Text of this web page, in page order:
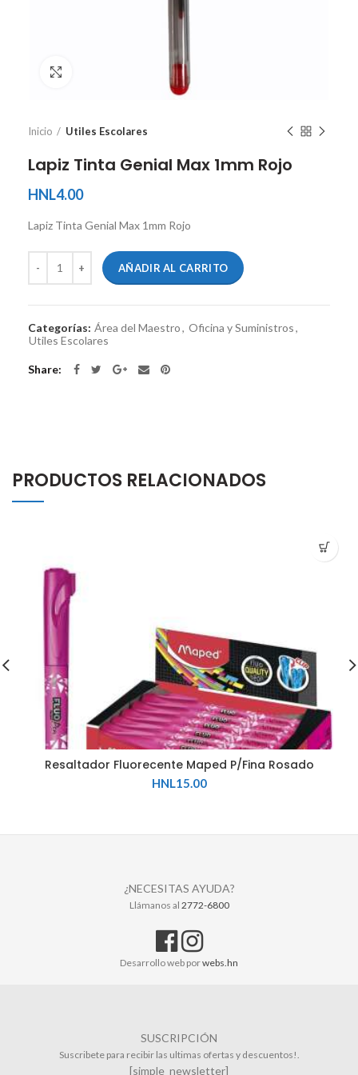
Ver tamaño completo
Inicio Utiles Escolares
Lapiz Tinta Genial Max 1mm Rojo
HNL4.00
Lapiz Tinta Genial Max 1mm Rojo
AÑADIR AL CARRITO
Categorías: Área del Maestro, Oficina y Suministros,
Utiles Escolares
Share
PRODUCTOS RELACIONADOS
Resaltador Fluorecente Maped P/Fina Rosado
HNL15.00
¿NECESITAS AYUDA?
Llámanos al 2772-6800
Desarrollo web porwebs.hn
SUSCRIPCIÓN
Suscribete para recibir las ultimas ofertas y descuentos!.
[simple_newsletter]